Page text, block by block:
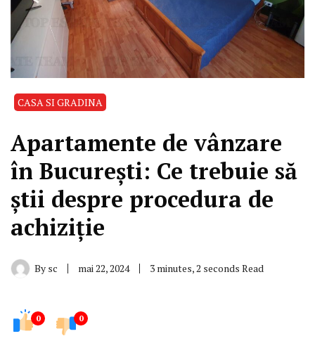
CASA SI GRADINA
Apartamente de vânzare
în București: Ce trebuie să
știi despre procedura de
achiziție
By sc mai 22, 2024 3 minutes, 2 seconds Read
0 0